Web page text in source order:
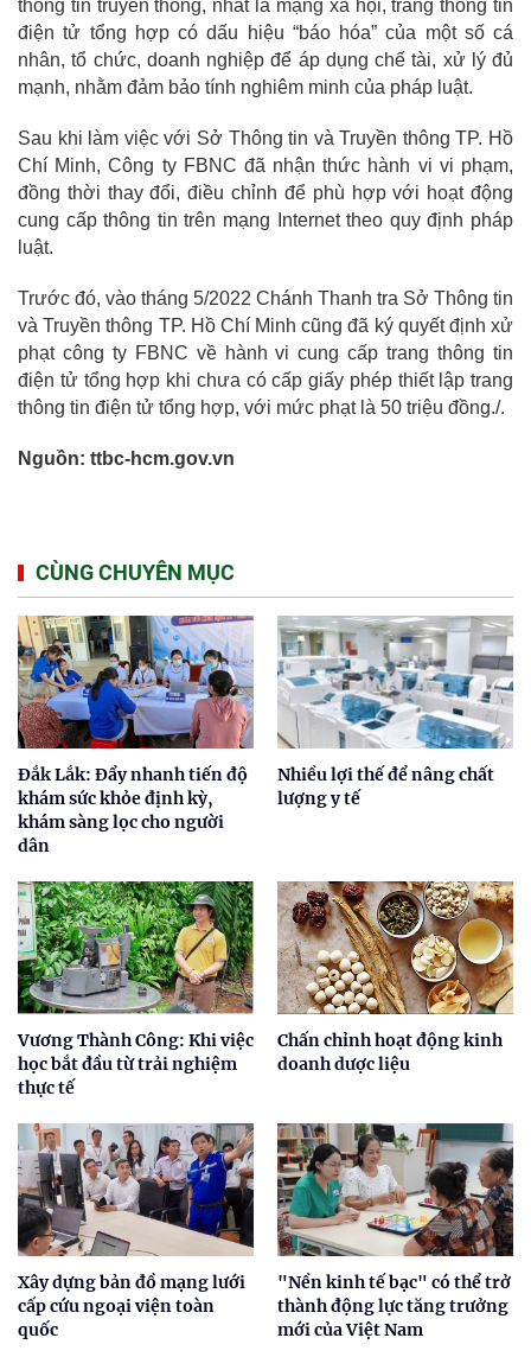
thông tin truyền thông, nhất là mạng xã hội, trang thông tin
điện tử tổng hợp có dấu hiệu “báo hóa” của một số cá
nhân, tổ chức, doanh nghiệp để áp dụng chế tài, xử lý đủ
mạnh, nhằm đảm bảo tính nghiêm minh của pháp luật.
Sau khi làm việc với Sở Thông tin và Truyền thông TP. Hồ
Chí Minh, Công ty FBNC đã nhận thức hành vi vi phạm,
đồng thời thay đổi, điều chỉnh để phù hợp với hoạt động
cung cấp thông tin trên mạng Internet theo quy định pháp
luật.
Trước đó, vào tháng 5/2022 Chánh Thanh tra Sở Thông tin
và Truyền thông TP. Hồ Chí Minh cũng đã ký quyết định xử
phạt công ty FBNC về hành vi cung cấp trang thông tin
điện tử tổng hợp khi chưa có cấp giấy phép thiết lập trang
thông tin điện tử tổng hợp, với mức phạt là 50 triệu đồng./.
Nguồn: ttbc-hcm.gov.vn
CÙNG CHUYÊN MỤC
Đắk Lắk: Đẩy nhanh tiến độ
khám sức khỏe định kỳ,
khám sàng lọc cho người
dân
Nhiều lợi thế để nâng chất
lượng y tế
Vương Thành Công: Khi việc
học bắt đầu từ trải nghiệm
thực tế
Chấn chỉnh hoạt động kinh
doanh dược liệu
Xây dựng bản đồ mạng lưới
cấp cứu ngoại viện toàn
quốc
"Nền kinh tế bạc" có thể trở
thành động lực tăng trưởng
mới của Việt Nam